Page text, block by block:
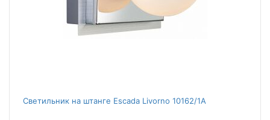
Светильник на штанге Escada Livorno 10162/1A